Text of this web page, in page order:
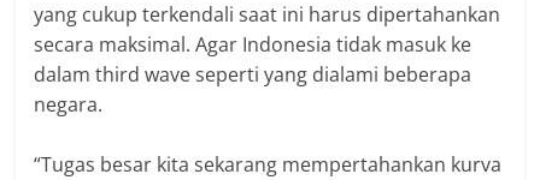
yang cukup terkendali saat ini harus dipertahankan
secara maksimal. Agar Indonesia tidak masuk ke
dalam third wave seperti yang dialami beberapa
negara.
“Tugas besar kita sekarang mempertahankan kurva